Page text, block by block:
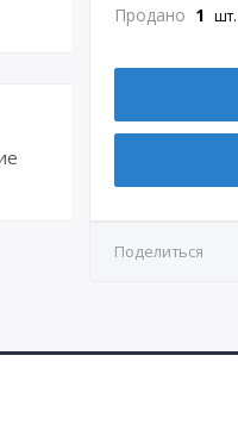
Продано 1 шт.
Поделиться